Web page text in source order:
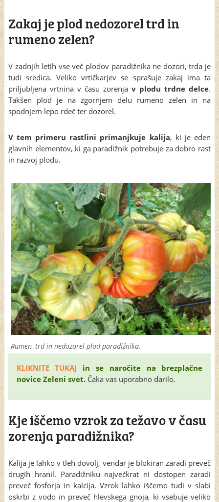
Zakaj je plod nedozorel trd in
rumeno zelen?
V zadnjih letih vse več plodov paradižnika ne dozori, trda je
tudi sredica. Veliko vrtičkarjev se sprašuje zakaj ima ta
priljubljena vrtnina v času zorenjav plodu trdne delce.
Takšen plod je na zgornjem delu rumeno zelen in na
spodnjem lepo rdeč ter dozorel.
V tem primeru rastlini primanjkuje kalija, ki je eden
glavnih elementov, ki ga paradižnik potrebuje za dobro rast
in razvoj plodu.
Rumen, trd in nedozorel plod paradižnika.
KLIKNITE TUKAJ in se naročite na brezplačne
novice Zeleni svet.Čaka vas uporabno darilo.
Kje iščemo vzrok za težavo v času
zorenja paradižnika?
Kalija je lahko v tleh dovolj, vendar je blokiran zaradi preveč
drugih hranil. Paradižniku največkrat ni dostopen zaradi
preveč fosforja in kalcija. Vzrok lahko iščemo tudi v slabi
oskrbi z vodo in preveč hlevskega gnoja, ki vsebuje veliko